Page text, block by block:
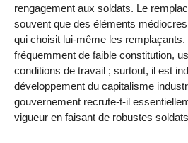
rengagement aux soldats. Le
souvent que des éléments médiocres
qui choisit lui-même les remplaçants.
fréquemment de faible constitution,
conditions de travail ; surtout, il est
développement du capitalisme
gouvernement recrute-t-il
vigueur en faisant de robustes